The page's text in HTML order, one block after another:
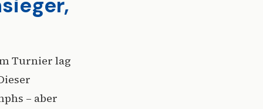
Turnier lag
– aber